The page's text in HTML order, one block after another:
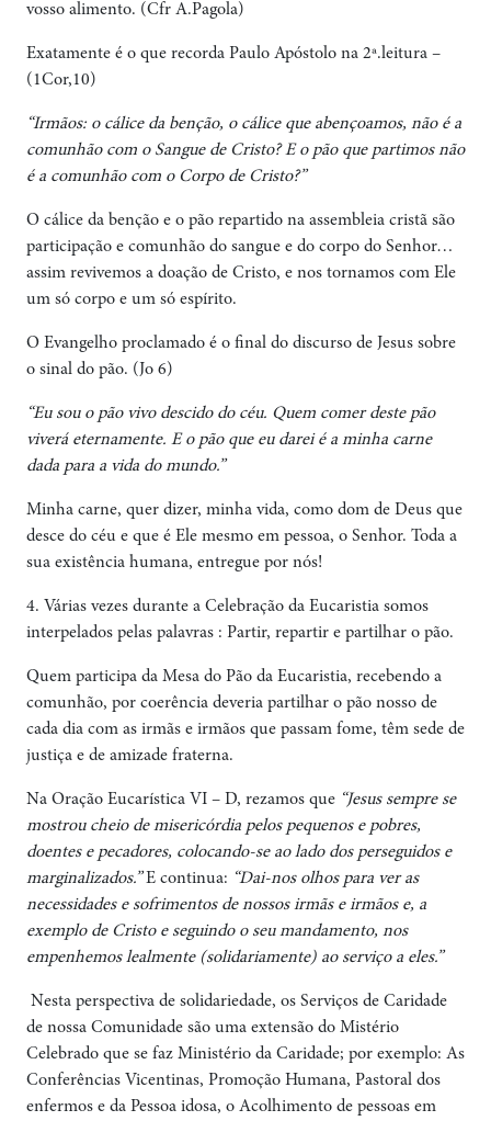
vosso alimento. (Cfr A.Pagola)
Exatamente é o que recorda Paulo Apóstolo na 2ª.leitura –
(1Cor,10)
“Irmãos: o cálice da benção, o cálice que abençoamos, não é a
comunhão com o Sangue de Cristo? E o pão que partimos não
é a comunhão com o Corpo de Cristo?”
O cálice da benção e o pão repartido na assembleia cristã são
participação e comunhão do sangue e do corpo do Senhor…
assim revivemos a doação de Cristo, e nos tornamos com Ele
um só corpo e um só espírito.
O Evangelho proclamado é o final do discurso de Jesus sobre
o sinal do pão. (Jo 6)
“Eu sou o pão vivo descido do céu. Quem comer deste pão
viverá eternamente. E o pão que eu darei é a minha carne
dada para a vida do mundo.”
Minha carne, quer dizer, minha vida, como dom de Deus que
desce do céu e que é Ele mesmo em pessoa, o Senhor. Toda a
sua existência humana, entregue por nós!
4. Várias vezes durante a Celebração da Eucaristia somos
interpelados pelas palavras : Partir, repartir e partilhar o pão.
Quem participa da Mesa do Pão da Eucaristia, recebendo a
comunhão, por coerência deveria partilhar o pão nosso de
cada dia com as irmãs e irmãos que passam fome, têm sede de
justiça e de amizade fraterna.
Na Oração Eucarística VI – D, rezamos que “Jesus sempre se
mostrou cheio de misericórdia pelos pequenos e pobres,
doentes e pecadores, colocando-se ao lado dos perseguidos e
marginalizados.”E continua: “Dai-nos olhos para ver as
necessidades e sofrimentos de nossos irmãs e irmãos e, a
exemplo de Cristo e seguindo o seu mandamento, nos
empenhemos lealmente (solidariamente) ao serviço a eles.”
Nesta perspectiva de solidariedade, os Serviços de Caridade
de nossa Comunidade são uma extensão do Mistério
Celebrado que se faz Ministério da Caridade; por exemplo: As
Conferências Vicentinas, Promoção Humana, Pastoral dos
enfermos e da Pessoa idosa, o Acolhimento de pessoas em